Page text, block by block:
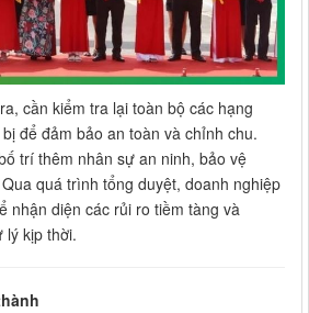
cần kiểm tra lại toàn bộ các hạng
để đảm bảo an toàn và chỉnh chu.
trí thêm nhân sự an ninh, bảo vệ
quá trình tổng duyệt, doanh nghiệp
nhận diện các rủi ro tiềm tàng và
lý kịp thời.